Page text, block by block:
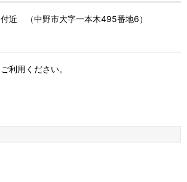
近 （中野市大字一本木495番地6）
利用ください。